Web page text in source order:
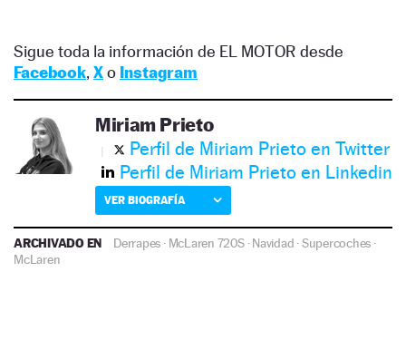
Sigue toda la información de EL MOTOR desde
Facebook, Xo Instagram
Miriam Prieto
Perfil de Miriam Prieto en Twitter
Perfil de Miriam Prieto en Linkedin
VER BIOGRAFÍA
ARCHIVADO EN Derrapes · McLaren 720S·Navidad ·Supercoches ·
McLaren